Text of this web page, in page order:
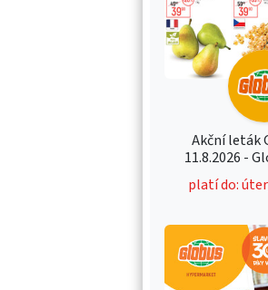
Akční leták
11.8.2026 -
platí do: